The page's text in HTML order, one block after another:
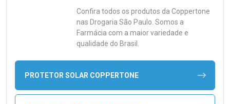
Confira todos os produtos da Coppertone
nas Drogaria São Paulo. Somos a
Farmácia com a maior variedade e
qualidade do Brasil.
PROTETOR SOLAR COPPERTONE